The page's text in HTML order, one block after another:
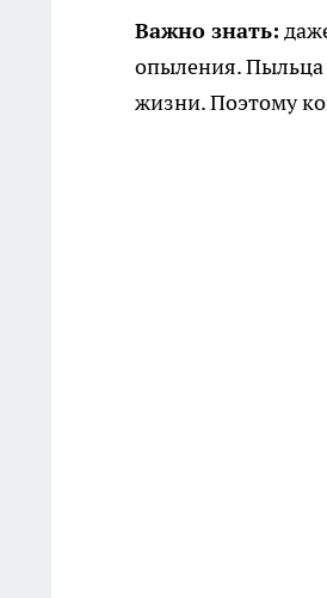
Важно знать:
опыления. Пыльца
жизни. Поэтому